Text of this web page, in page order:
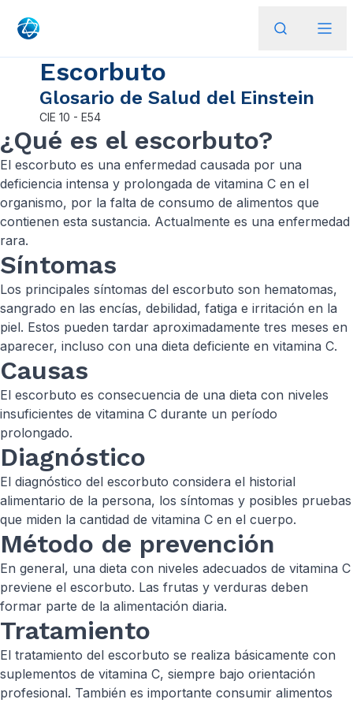
Escorbuto
Glosario de Salud del Einstein
CIE 10 - E54
¿Qué es el escorbuto?
El escorbuto es una enfermedad causada por una
deficiencia intensa y prolongada de vitamina C en el
organismo, por la falta de consumo de alimentos que
contienen esta sustancia. Actualmente es una enfermedad
rara.
Síntomas
Los principales síntomas del escorbuto son hematomas,
sangrado en las encías, debilidad, fatiga e irritación en la
piel. Estos pueden tardar aproximadamente tres meses en
aparecer, incluso con una dieta deficiente en vitamina C.
Causas
El escorbuto es consecuencia de una dieta con niveles
insuficientes de vitamina C durante un período
prolongado.
Diagnóstico
El diagnóstico del escorbuto considera el historial
alimentario de la persona, los síntomas y posibles pruebas
que miden la cantidad de vitamina C en el cuerpo.
Método de prevención
En general, una dieta con niveles adecuados de vitamina C
previene el escorbuto. Las frutas y verduras deben
formar parte de la alimentación diaria.
Tratamiento
El tratamiento del escorbuto se realiza básicamente con
suplementos de vitamina C, siempre bajo orientación
profesional. También es importante consumir alimentos